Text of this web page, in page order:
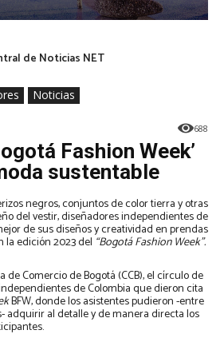
de Noticias NET
Noticias
688
Fashion Week’
sustentable
negros, conjuntos de color tierra y otras
del vestir, diseñadores independientes de
de sus diseños y creatividad en prendas
la edición 2023 del “Bogotá Fashion Week”.
Comercio de Bogotá (CCB), el círculo de
de Colombia que dieron cita
BFW, donde los asistentes pudieron -entre
adquirir al detalle y de manera directa los